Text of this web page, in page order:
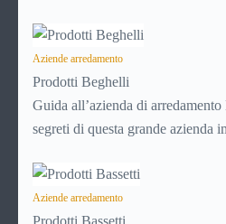
associazioni autorevoli in materia.
storia di Berloni, le sue
produzione, dove comprare i suoi
lavorazioni. Conoscere bene una
importante per il consumatore
casa.
Aziende arredamento
Prodotti Beghelli
Guida all’azienda di
segreti di questa grande azienda
conoscere la storia aziendale, le
le tipologie di prodotti, dove
Aziende arredamento
Prodotti Bassetti